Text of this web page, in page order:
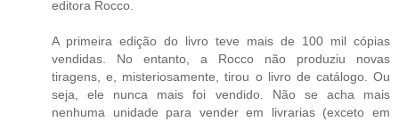
editora Rocco.
A primeira edição do livro teve mais de 100 mil cópias
vendidas. No entanto, a Rocco não produziu novas
tiragens, e, misteriosamente, tirou o livro de catálogo. Ou
seja, ele nunca mais foi vendido. Não se acha mais
nenhuma unidade para vender em livrarias (exceto em